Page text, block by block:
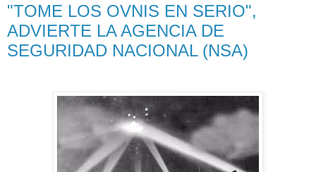
"TOME LOS OVNIS EN SERIO",
ADVIERTE LA AGENCIA DE
SEGURIDAD NACIONAL (NSA)